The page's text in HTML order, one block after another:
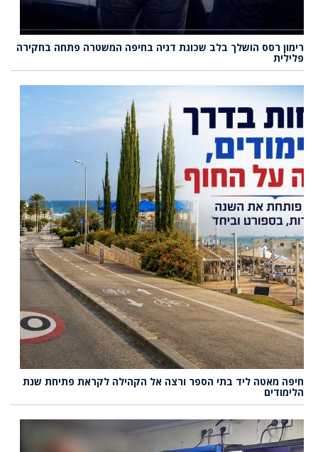
רימון רסס הושלך בלב שכונת דניה בחיפה המשטרה פתחה בחקירה
פלילית
חיפה מאטה ליד בתי הספר ורצה אל הקהילה לקראת פתיחת שנת
הלימודים